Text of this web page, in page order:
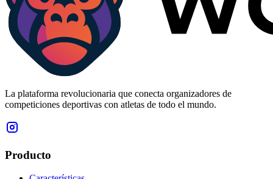
La plataforma revolucionaria que conecta organizadores de
competiciones deportivas con atletas de todo el mundo.
Producto